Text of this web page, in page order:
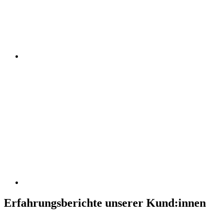
Erfahrungsberichte unserer Kund:innen